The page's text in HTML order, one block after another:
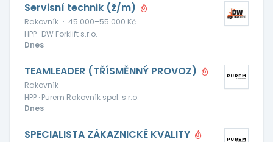
Servisní technik (ž/m)
Rakovník · 45 000–55 000 Kč
HPP · DW Forklift s.r.o.
Dnes
TEAMLEADER (TŘÍSMĚNNÝ PROVOZ)
Rakovník
HPP · Purem Rakovník spol. s r.o.
Dnes
SPECIALISTA ZÁKAZNICKÉ KVALITY